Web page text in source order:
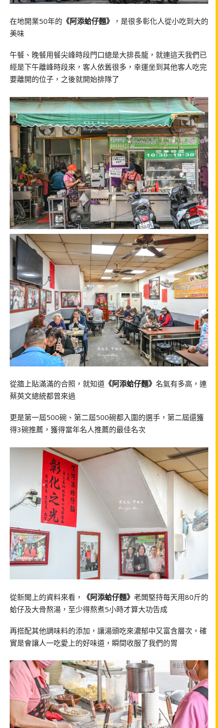
在地開業50年的 《阿添蛤仔麵》
，是很多彰化人從小吃到大的
美味
午餐、晚餐用餐尖峰時段門口總是大排長龍，就連這天我們已
經是下午離峰時段來，客人依舊很多，幸運坐到其他客人吃完
要離開的位子，之後就開始排隊了
從牆上貼滿滿的合照，就知道 《阿添蛤仔麵》 名氣有多高，連
蔡英文總統都曾來過
更是第一屆500碗、第二屆500碗都入圍的選手，第二屆還獲
得3碗推薦，獲得當年名人推薦的最佳名次
從新聞上的資料來看， 《阿添蛤仔麵》 老闆堅持每天用80斤的
蛤仔及大骨熬湯，至少得熬煮5小時才算大功告成
再搭配其他調味料的添加，讓湯頭吃來濃郁中又富含層次，確
實是會讓人一吃愛上的好味道，瞬間收服了我們的胃